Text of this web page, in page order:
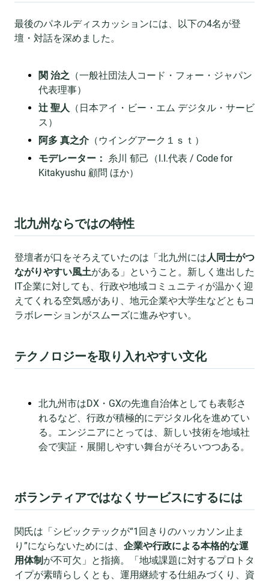
最後のパネルディスカッションには、以下の4名が登
壇・対話を深めました。
関 治之 （一般社団法人コード・フォー・ジャパン
代表理事）
辻 聖人 （日本アイ・ビー・エム デジタル・サービ
ス）
阿多 真之介（ウイングアーク１ｓｔ）
モデレーター： 糸川 郁己（I.I.代表 / Code for
Kitakyushu 顧問 ほか）
北九州ならではの特性
登壇者が口をそろえていたのは「北九州には人同士がつ
ながりやすい風土がある」ということ。新しく進出した
IT企業に対しても、行政や地域コミュニティが温かく迎
えてくれる空気感があり、地元企業や大学生などともコ
ラボレーションがスムーズに進みやすい。
テクノロジーを取り入れやすい文化
北九州市はDX・GXの先進自治体としても表彰さ
れるなど、行政が積極的にデジタル化を進めてい
る。エンジニアにとっては、新しい技術を地域社
会で実証・展開しやすい舞台がそろいつつある。
ボランティアではなくサービスにするには
関氏は「シビックテックが“1回きりのハッカソン止ま
り”にならないためには、 企業や行政による本格的な運
用体制 が不可欠」と指摘。「地域課題に対するプロトタ
イプが素晴らしくとも、運用継続する仕組みづくり、資